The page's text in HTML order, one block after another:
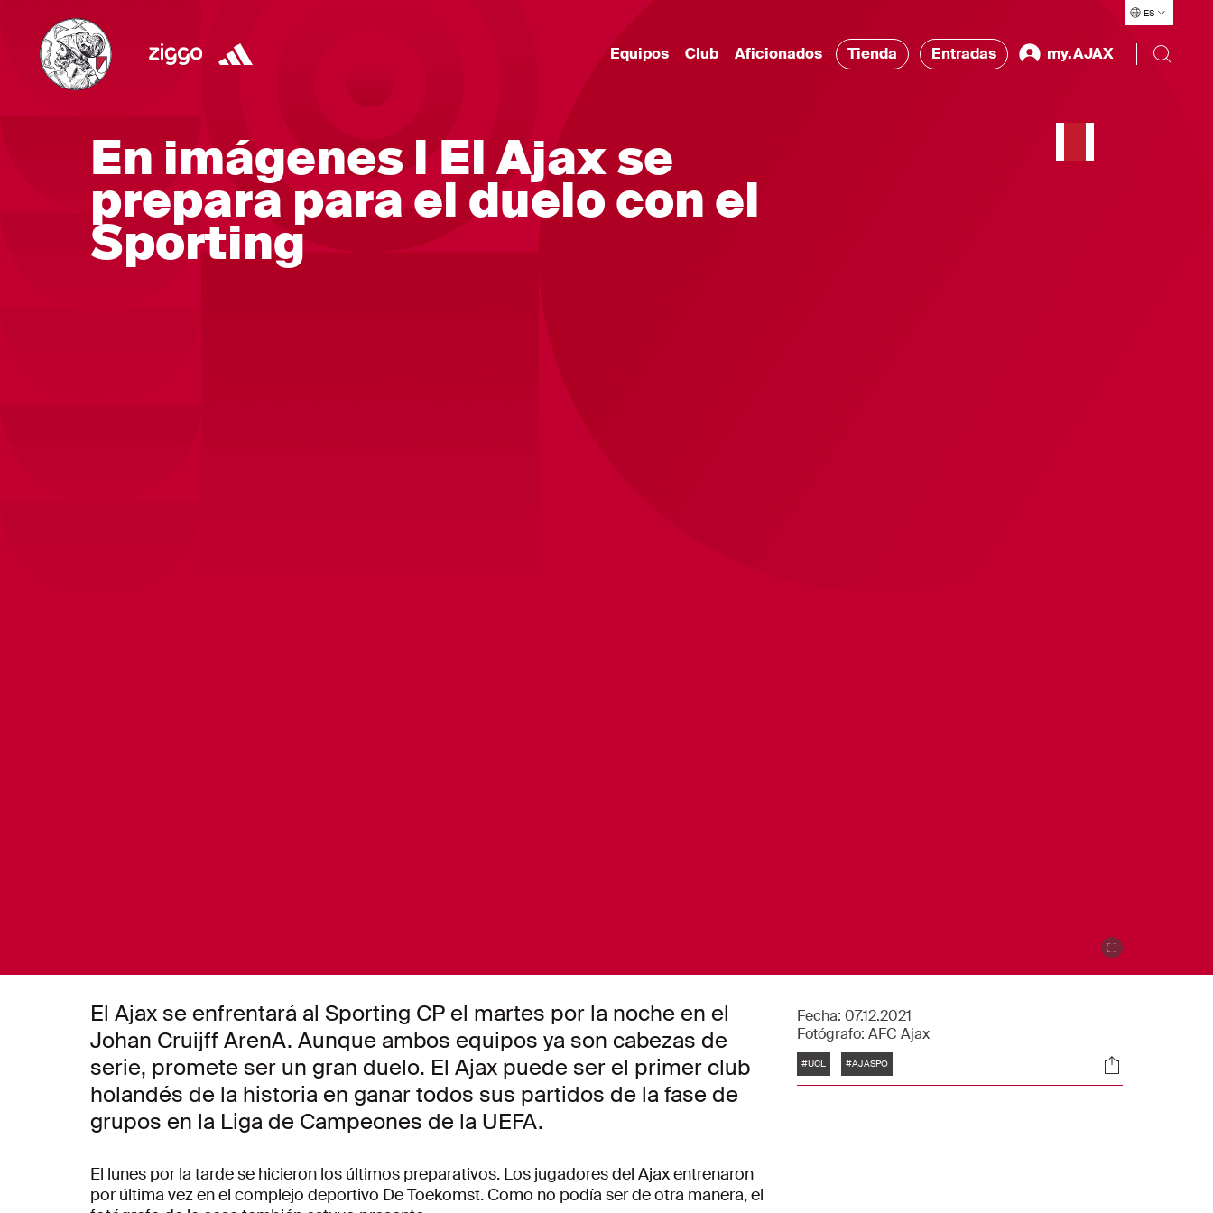
ES
Equipos Club Aficionados Tienda Entradas my.AJAX
En imágenes l El Ajax se
prepara para el duelo con el
Sporting
El Ajax se enfrentará al Sporting CP el martes por la noche en el
Johan Cruijff ArenA. Aunque ambos equipos ya son cabezas de
serie, promete ser un gran duelo. El Ajax puede ser el primer club
holandés de la historia en ganar todos sus partidos de la fase de
grupos en la Liga de Campeones de la UEFA.
Fecha: 07.12.2021
Fotógrafo: AFC Ajax
Etiquetas
#UCL #AJASPO Sociales
El lunes por la tarde se hicieron los últimos preparativos. Los jugadores del Ajax entrenaron
por última vez en el complejo deportivo De Toekomst. Como no podía ser de otra manera, el